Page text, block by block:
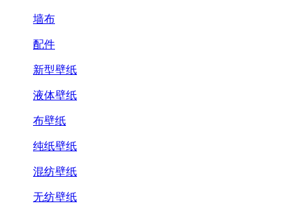
墙布
配件
新型壁纸
液体壁纸
布壁纸
纯纸壁纸
混纺壁纸
无纺壁纸